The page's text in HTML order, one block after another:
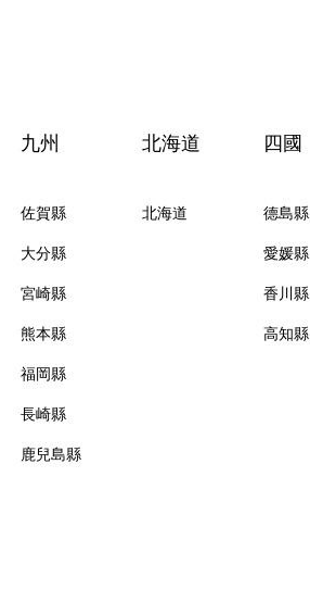
九州
佐賀縣
大分縣
宮崎縣
熊本縣
福岡縣
長崎縣
鹿兒島縣
北海道
北海道
四國
德島縣
愛媛縣
香川縣
高知縣